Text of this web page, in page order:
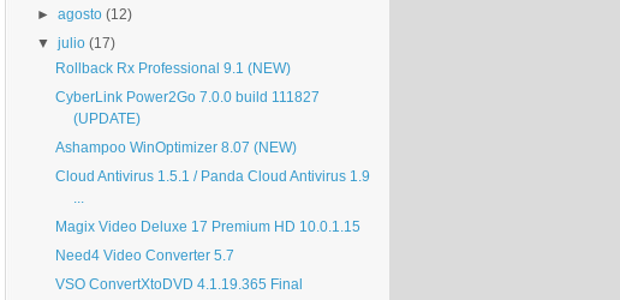
►agosto (12)
▼julio (17)
Rollback Rx Professional 9.1 (NEW)
CyberLink Power2Go 7.0.0 build 111827
(UPDATE)
Ashampoo WinOptimizer 8.07 (NEW)
Cloud Antivirus 1.5.1 / Panda Cloud Antivirus 1.9
...
Magix Video Deluxe 17 Premium HD 10.0.1.15
Need4 Video Converter 5.7
VSO ConvertXtoDVD 4.1.19.365 Final